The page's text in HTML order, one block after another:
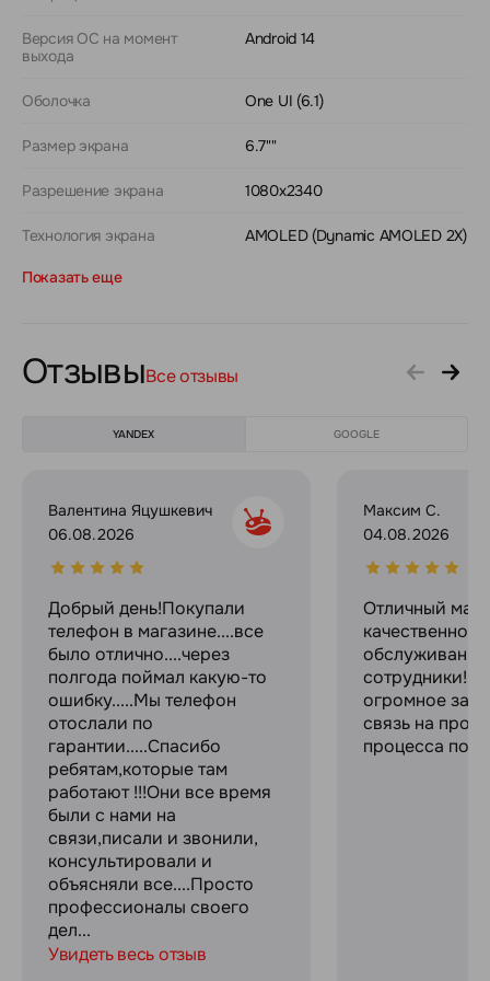
Версия ОС на момент
выхода
Android 14
Оболочка One UI (6.1)
Размер экрана 6.7""
Разрешение экрана 1080x2340
Технология экрана AMOLED (Dynamic AMOLED 2X)
Показать еще
ОтзывыВсе отзывы
YANDEX GOOGLE
Валентина Яцушкевич
06.08.2026
Добрый день!Покупали
телефон в магазине....все
было отлично....через
полгода поймал какую-то
ошибку.....Мы телефон
отослали по
гарантии.....Спасибо
ребятам,которые там
работают !!!Они все время
были с нами на
связи,писали и звонили,
консультировали и
объясняли все....Просто
профессионалы своего
дел...
Увидеть весь отзыв
Максим С.
04.08.2026
Отличный
качественное
сотрудники!
огромное за
связь на
процесса